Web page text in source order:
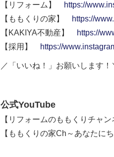
【リフォーム】
https://
【ももくりの家】
https://
【KAKIYA不動産】
https://
【採用】
https://
／「いいね！」お願いします！
公式YouTube
【リフォームのももくりチャ
【ももくりの家Ch～あなたに